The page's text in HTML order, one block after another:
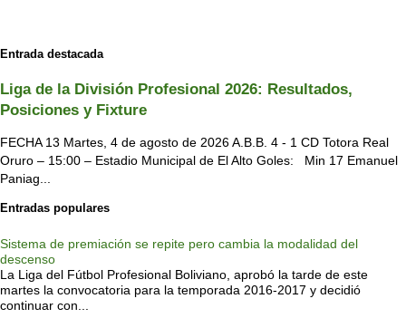
Entrada destacada
Liga de la División Profesional 2026: Resultados,
Posiciones y Fixture
FECHA 13 Martes, 4 de agosto de 2026 A.B.B. 4 - 1 CD Totora Real
Oruro – 15:00 – Estadio Municipal de El Alto Goles: Min 17 Emanuel
Paniag...
Entradas populares
Sistema de premiación se repite pero cambia la modalidad del
descenso
La Liga del Fútbol Profesional Boliviano, aprobó la tarde de este
martes la convocatoria para la temporada 2016-2017 y decidió
continuar con...